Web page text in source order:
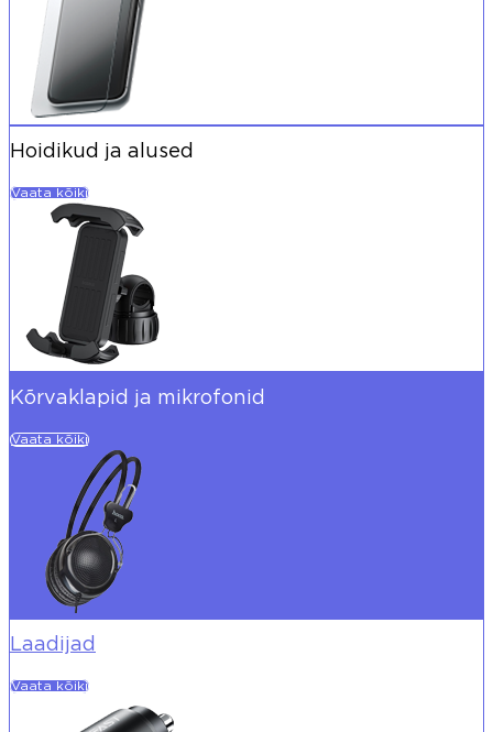
Hoidikud ja alused
Vaata kõiki
Kõrvaklapid ja mikrofonid
Vaata kõiki
Laadijad
Vaata kõiki